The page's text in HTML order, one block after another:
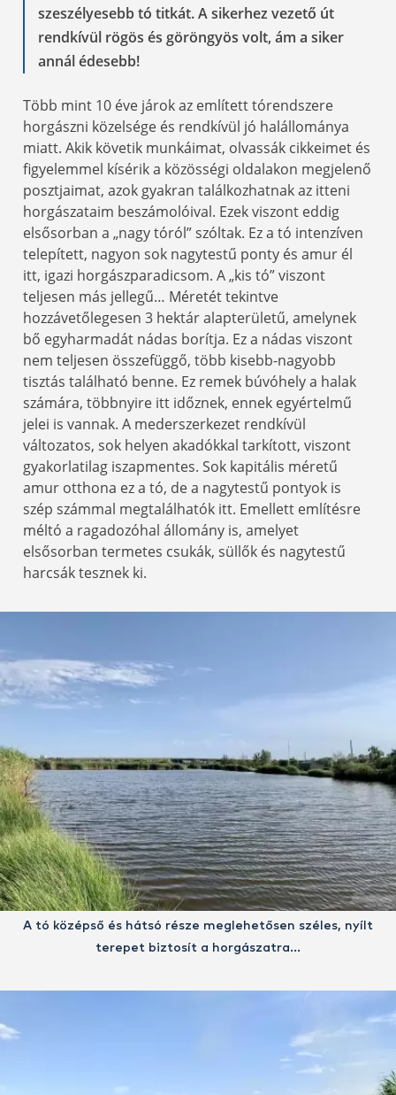
szeszélyesebb tó titkát. A sikerhez vezető út
rendkívül rögös és göröngyös volt, ám a siker
annál édesebb!
Több mint 10 éve járok az említett tórendszere
horgászni közelsége és rendkívül jó halállománya
miatt. Akik követik munkáimat, olvassák cikkeimet és
figyelemmel kísérik a közösségi oldalakon megjelenő
posztjaimat, azok gyakran találkozhatnak az itteni
horgászataim beszámolóival. Ezek viszont eddig
elsősorban a „nagy tóról” szóltak. Ez a tó intenzíven
telepített, nagyon sok nagytestű ponty és amur él
itt, igazi horgászparadicsom. A „kis tó” viszont
teljesen más jellegű… Méretét tekintve
hozzávetőlegesen 3 hektár alapterületű, amelynek
bő egyharmadát nádas borítja. Ez a nádas viszont
nem teljesen összefüggő, több kisebb-nagyobb
tisztás található benne. Ez remek búvóhely a halak
számára, többnyire itt időznek, ennek egyértelmű
jelei is vannak. A mederszerkezet rendkívül
változatos, sok helyen akadókkal tarkított, viszont
gyakorlatilag iszapmentes. Sok kapitális méretű
amur otthona ez a tó, de a nagytestű pontyok is
szép számmal megtalálhatók itt. Emellett említésre
méltó a ragadozóhal állomány is, amelyet
elsősorban termetes csukák, süllők és nagytestű
harcsák tesznek ki.
A tó középső és hátsó része meglehetősen széles, nyílt
terepet biztosít a horgászatra…